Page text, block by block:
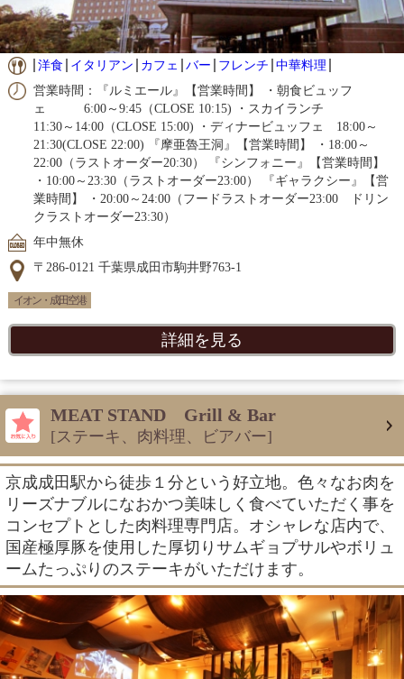
洋食 イタリアン カフェ バー フレンチ 中華料理
営業時間：『ルミエール』【営業時間】 ・朝食ビュッフ
ェ 6:00～9:45（CLOSE 10:15) ・スカイランチ
11:30～14:00（CLOSE 15:00) ・ディナービュッフェ 18:00～
21:30(CLOSE 22:00) 『摩亜魯王洞』【営業時間】 ・18:00～
22:00（ラストオーダー20:30） 『シンフォニー』【営業時間】
・10:00～23:30（ラストオーダー23:00） 『ギャラクシー』【営
業時間】 ・20:00～24:00（フードラストオーダー23:00 ドリン
クラストオーダー23:30）
年中無休
〒286-0121 千葉県成田市駒井野763-1
イオン・成田空港
詳細を見る
MEAT STAND Grill & Bar
[ステーキ、肉料理、ビアバー]
京成成田駅から徒歩１分という好立地。色々なお肉を
リーズナブルになおかつ美味しく食べていただく事を
コンセプトとした肉料理専門店。オシャレな店内で、
国産極厚豚を使用した厚切りサムギョプサルやボリュ
ームたっぷりのステーキがいただけます。